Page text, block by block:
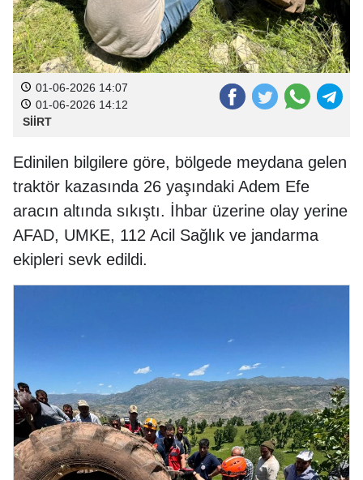
01-06-2026 14:07
01-06-2026 14:12
SİİRT
Edinilen bilgilere göre, bölgede meydana gelen
traktör kazasında 26 yaşındaki Adem Efe
aracın altında sıkıştı. İhbar üzerine olay yerine
AFAD, UMKE, 112 Acil Sağlık ve jandarma
ekipleri sevk edildi.